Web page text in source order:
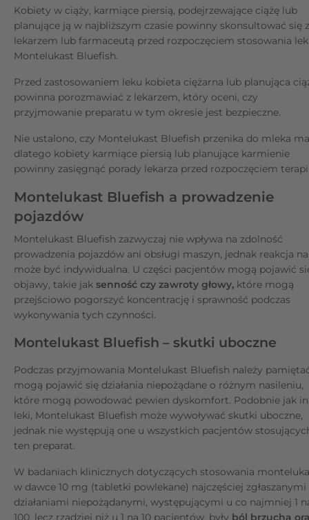
Kobiety w ciąży, karmiące piersią, podejrzewające ciążę lub
planujące ją w najbliższym czasie powinny skonsultować się z
lekarzem lub farmaceutą przed rozpoczęciem stosowania
Montelukast Bluefish.
Przed zastosowaniem leku kobieta ciężarna lub planująca
powinna porozmawiać z lekarzem, który oceni, czy
przyjmowanie preparatu w tym okresie jest bezpieczne.
Nie ustalono, czy Montelukast Bluefish przenika do mleka
dlatego kobiety karmiące piersią lub planujące karmienie
powinny zasięgnąć porady lekarza przed rozpoczęciem
Montelukast Bluefish a prowadzenie
pojazdów
Montelukast Bluefish zazwyczaj nie wpływa na zdolność
prowadzenia pojazdów ani obsługi maszyn, jednak reakcja
może być indywidualna. U części pacjentów mogą pojawić
objawy, takie jak senność czy zawroty głowy, które mogą
przejściowo pogorszyć koncentrację i sprawność podczas
wykonywania tych czynności.
Montelukast Bluefish – skutki uboczne
Podczas przyjmowania Montelukast Bluefish należy
mogą pojawić się działania niepożądane o różnym nasileniu,
które mogą powodować pewien dyskomfort. Podobnie jak
leki, Montelukast Bluefish może wywoływać skutki uboczne,
jednak nie występują one u wszystkich pacjentów
ten preparat.
W badaniach klinicznych dotyczących stosowania
w dawce 10 mg (tabletki powlekane) najczęściej zgłaszanymi
działaniami niepożądanymi, występującymi u co najmniej 1
100, lecz rzadziej niż u 1 na 10 pacjentów, były ból brzucha